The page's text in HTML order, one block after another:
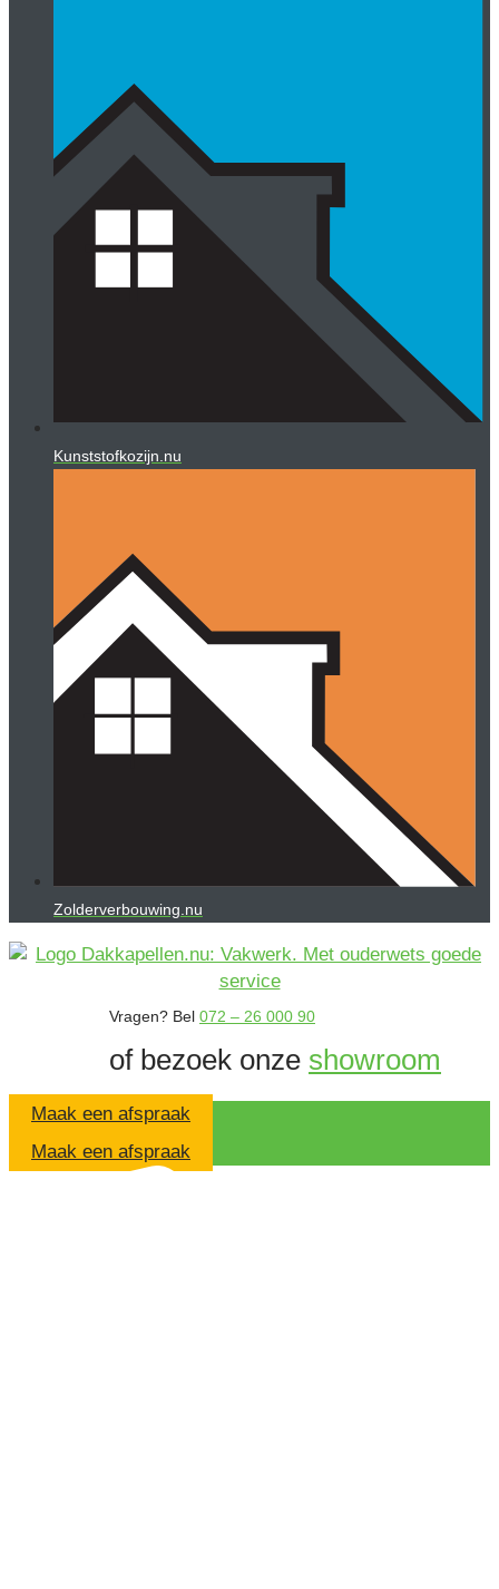
Kunststofkozijn.nu
Zolderverbouwing.nu
Vragen? Bel 072 – 26 000 90
of bezoek onze showroom
Maak een afspraak
Maak een afspraak